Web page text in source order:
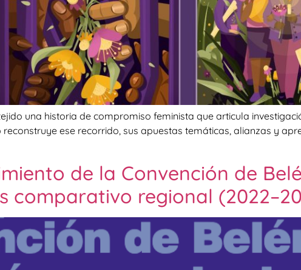
una historia de compromiso feminista que articula
ese recorrido, sus apuestas temáticas, alianzas y
de la Convención de
comparativo regional